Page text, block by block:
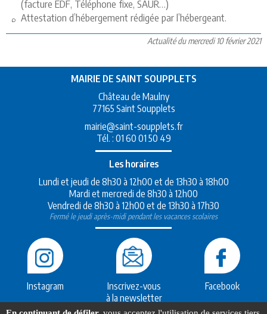
(facture EDF, Téléphone fixe, SAUR…)
Attestation d’hébergement rédigée par l’hébergeant.
Actualité du mercredi 10 février 2021
MAIRIE DE SAINT SOUPPLETS
Château de Maulny
77165 Saint Soupplets
mairie@saint-soupplets.fr
Tél. : 01 60 01 50 49
Les horaires
Lundi et jeudi de 8h30 à 12h00 et de 13h30 à 18h00
Mardi et mercredi de 8h30 à 12h00
Vendredi de 8h30 à 12h00 et de 13h30 à 17h30
Fermé le jeudi après-midi pendant les vacances scolaires
Instagram
Inscrivez-vous
à la newsletter
Facebook